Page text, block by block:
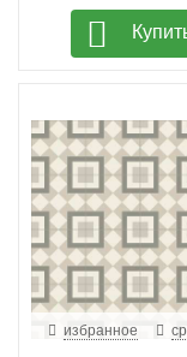
избранное